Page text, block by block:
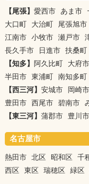
【尾張】 愛西市 あま市
大口町
大治町 尾張旭市
江南市 小牧市 瀬戸市
長久手市
日進市 扶桑町
【知多】 阿久比町 大府市
半田市 東浦町 南知多町
【西三河】 安城市 岡崎市
豊田市 西尾市 碧南市
【東三河】 蒲郡市 豊川市
名古屋市
熱田市 北区 昭和区 千
西区
東区 瑞穂区 緑区